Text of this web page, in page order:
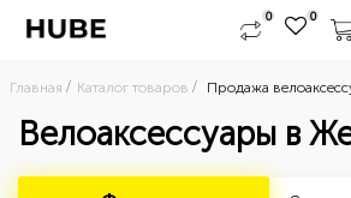
0 0
Главная Каталог товаров Продажа
Велоаксессуары в